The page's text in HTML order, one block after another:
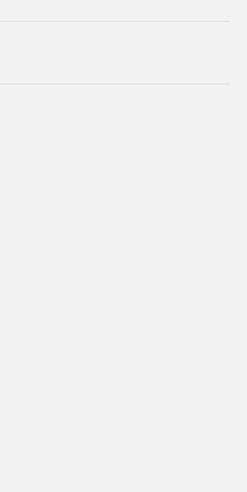
фильтрации
TMG сочетает в себе
с предельной
программы с
приложений, а
при добавлении или
WebFilter ISA/TMG
оказывается
которой представлены
технология отвечает